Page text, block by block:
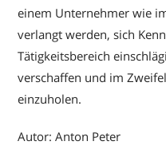
einem Unternehmer wie
verlangt werden, sich
Tätigkeitsbereich
verschaffen und im
einzuholen.
Autor: Anton Peter